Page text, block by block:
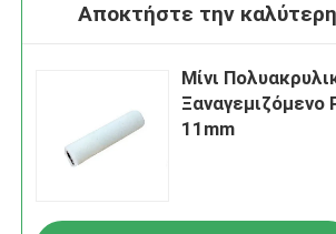
Αποκτήστε την καλύτερη
Μίνι
11mm